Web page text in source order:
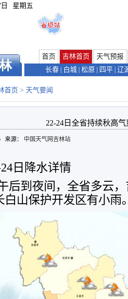
星期五
首页 吉林首页
天气预报
长春
白城 松原 四平 辽
首页 > 天气要闻
22-24日全省持续秋高
来源： 中国天气网吉林站
日降水详情
后到夜间，全省多云
白山保护开发区有小雨